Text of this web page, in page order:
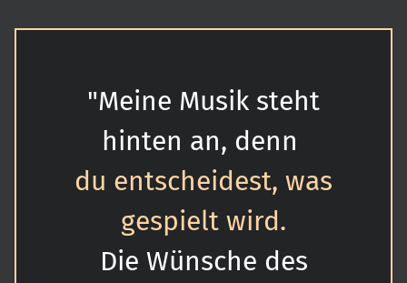
"Meine Musik steht
hinten an, denn
du entscheidest, was
gespielt wird.
Die Wünsche des